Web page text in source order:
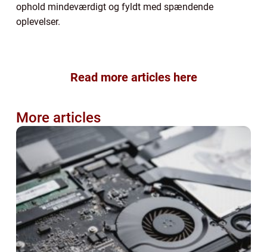
ophold mindeværdigt og fyldt med spændende
oplevelser.
Read more articles here
More articles